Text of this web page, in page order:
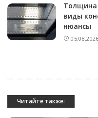
Толщина
виды
нюансы
05.08.2026
Читайте также: